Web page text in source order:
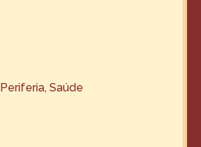
Periferia, Saúde